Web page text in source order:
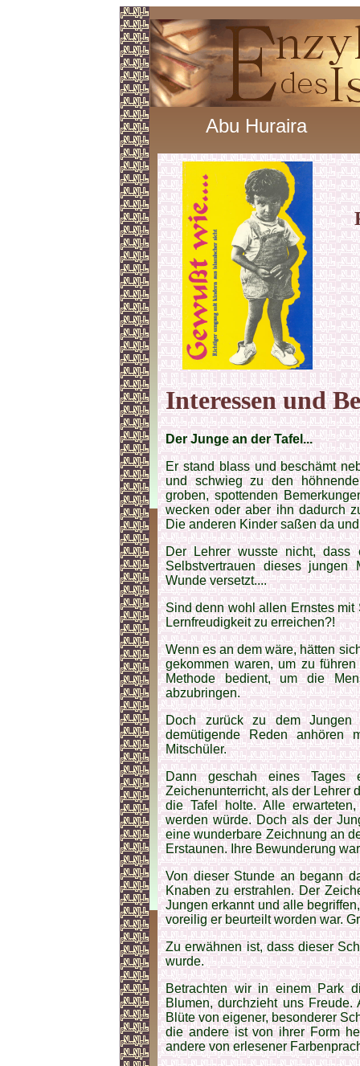
Abu Huraira
Interessen und
Der Junge an der Tafel...
Er stand blass und beschämt
und schwieg zu den
groben, spottenden
wecken oder aber ihn dadurch
Die anderen Kinder saßen da
Der Lehrer wusste nicht, dass
Selbstvertrauen dieses jungen
Wunde versetzt....
Sind denn wohl allen Ernstes mit
Lernfreudigkeit zu erreichen?!
Wenn es an dem wäre, hätten
gekommen waren, um zu
Methode bedient, um die
abzubringen.
Doch zurück zu dem
demütigende Reden anhören
Mitschüler.
Dann geschah eines Tages
Zeichenunterricht, als der Lehrer
die Tafel holte. Alle
werden würde. Doch als der
eine wunderbare Zeichnung an
Erstaunen. Ihre Bewunderung
Von dieser Stunde an begann
Knaben zu erstrahlen. Der
Jungen erkannt und alle
voreilig er beurteilt worden war.
Zu erwähnen ist, dass dieser
wurde.
Betrachten wir in einem Park
Blumen, durchzieht uns
Blüte von eigener, besonderer
die andere ist von ihrer Form
andere von erlesener